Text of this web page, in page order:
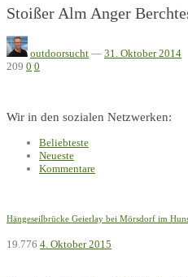
Stoißer Alm Anger
outdoorsucht — 31. Oktober 2014
209 0 0
Wir in den sozialen Netzwerken:
Beliebteste
Neueste
Kommentare
Hängeseilbrücke Geierlay bei Mörsdorf im
19.776 4. Oktober 2015